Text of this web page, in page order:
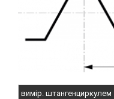
вимір. штангенциркулем